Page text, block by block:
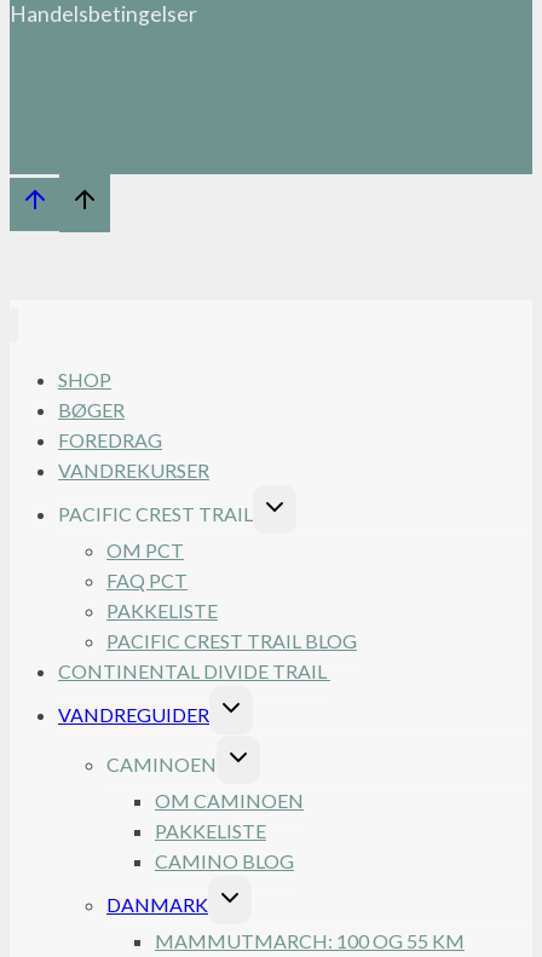
Handelsbetingelser
SHOP
BØGER
FOREDRAG
VANDREKURSER
PACIFIC CREST TRAIL
SKIFT
OM PCT
FAQ PCT
PAKKELISTE
PACIFIC CREST TRAIL BLOG
CONTINENTAL DIVIDE TRAIL
VANDREGUIDER
SKIFT
CAMINOEN
SKIFT
OM CAMINOEN
PAKKELISTE
CAMINO BLOG
DANMARK
SKIFT
MAMMUTMARCH: 100 OG 55 KM